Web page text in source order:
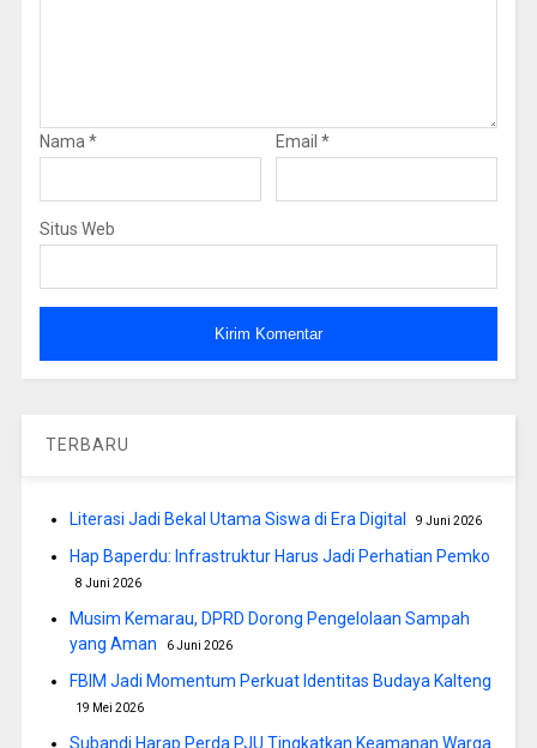
Nama * Email *
Situs Web
TERBARU
Literasi Jadi Bekal Utama Siswa di Era Digital 9 Juni 2026
Hap Baperdu: Infrastruktur Harus Jadi Perhatian Pemko
8 Juni 2026
Musim Kemarau, DPRD Dorong Pengelolaan Sampah
yang Aman
6 Juni 2026
FBIM Jadi Momentum Perkuat Identitas Budaya Kalteng
19 Mei 2026
Subandi Harap Perda PJU Tingkatkan Keamanan Warga